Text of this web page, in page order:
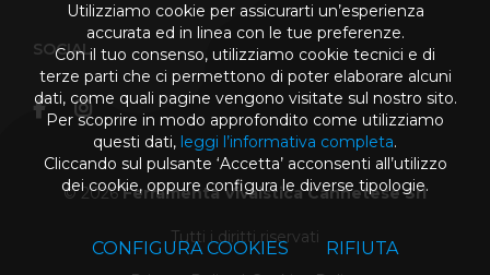
SOCIAL
© 2026Ferramenta Vivaistica Cannetese Srl
Tutti i diritti riservati
Utilizziamo cookie per assicurarti un’esperienza
accurata ed in linea con le tue preferenze.
Con il tuo consenso, utilizziamo cookie tecnici e di
terze parti che ci permettono di poter elaborare alcuni
dati, come quali pagine vengono visitate sul nostro sito.
Per scoprire in modo approfondito come utilizziamo
questi dati, leggi l’informativa completa.
Cliccando sul pulsante ‘Accetta’ acconsenti all’utilizzo
dei cookie, oppure configura le diverse tipologie.
CONFIGURA COOKIES RIFIUTA